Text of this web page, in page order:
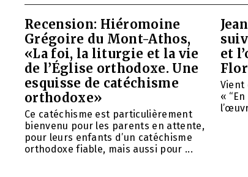
Recension: Hiéromoine
Grégoire du Mont-Athos,
«La foi, la liturgie et la vie
de l’Église orthodoxe. Une
esquisse de catéchisme
orthodoxe»
Ce catéchisme est particulièrement
bienvenu pour les parents en attente,
pour leurs enfants d’un catéchisme
orthodoxe fiable, mais aussi pour ...
et
Vient
«